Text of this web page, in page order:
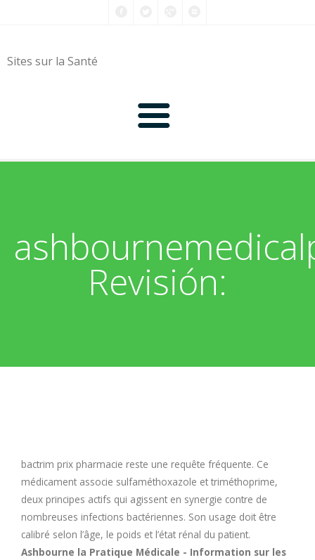
Sites sur la Santé
0-9
C
H
I
J
Revisión:
bactrim prix pharmacie reste une requête fréquente. Ce
médicament associe sulfaméthoxazole et triméthoprime,
deux principes actifs qui agissent en synergie contre de
nombreuses infections bactériennes. Son usage doit être
calibré selon l’âge, le poids et l’état rénal du patient.
Ashbourne la Pratique Médicale - Information sur les